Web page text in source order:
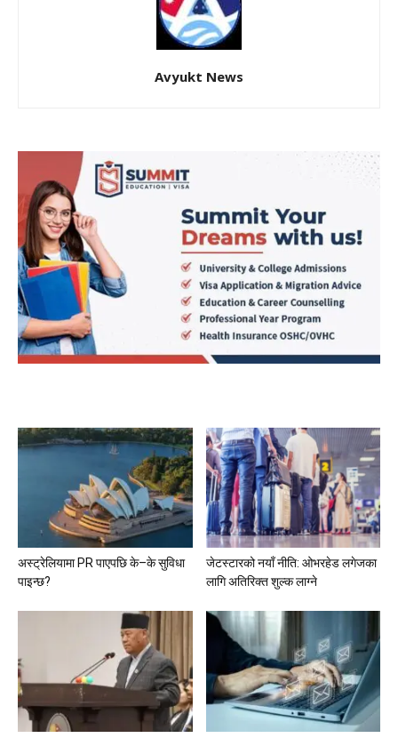
Avyukt News
अस्ट्रेलियामा PR पाएपछि के–के सुविधा
पाइन्छ?
जेटस्टारको नयाँ नीति: ओभरहेड लगेजका
लागि अतिरिक्त शुल्क लाग्ने